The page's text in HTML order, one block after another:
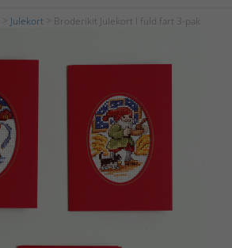
Julekort > Broderikit Julekort I fuld fart 3-pak